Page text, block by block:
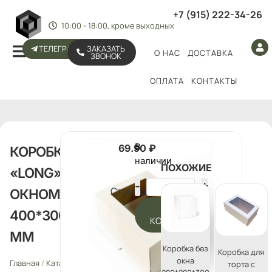
+7 (915) 222-34-26
10:00 - 18:00, кроме выходных
ТЕЛЕГРАМ ЗАКАЗАТЬ
ЗВОНОК О НАС ДОСТАВКА
ОПЛАТА КОНТАКТЫ
КОРОБКА
«LONG» С
ОКНОМ
400*300*200
ММ
Главная / Каталог
Стоимость:
69.90 ₽
В
наличии
КОРЗИНУ
ПОХОЖИЕ
Коробка без
окна
Коробка для
торта с